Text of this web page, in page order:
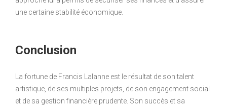
une certaine stabilité économique.
Conclusion
La fortune de Francis Lalanne est le résultat de son talent
artistique, de ses multiples projets, de son engagement social
et de sa gestion financière prudente. Son succès et sa